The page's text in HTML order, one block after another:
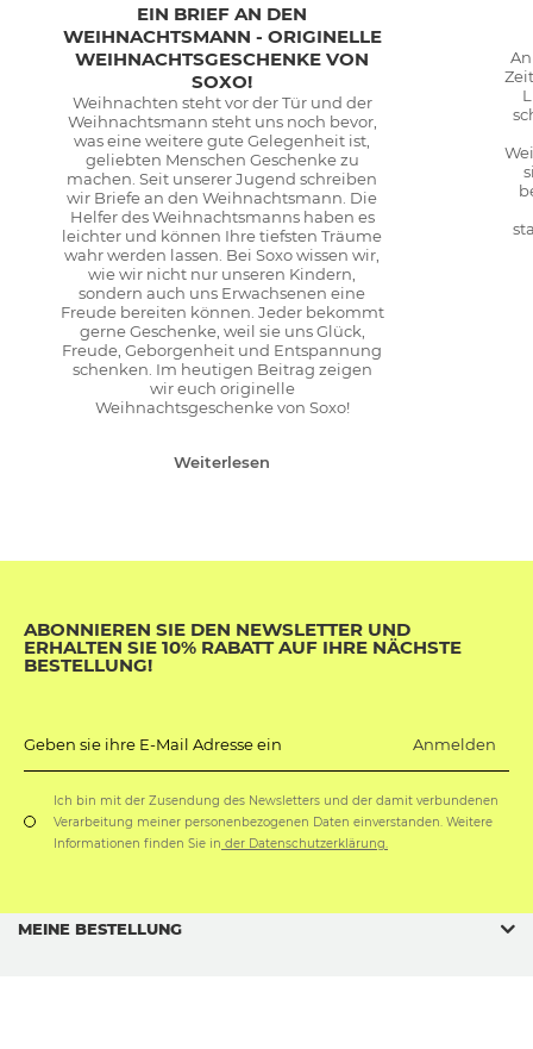
EIN BRIEF AN DEN
WEIHNACHTSMANN - ORIGINELLE
WEIHNACHTSGESCHENKE VON
SOXO!
Weihnachten steht vor der Tür und der
Weihnachtsmann steht uns noch bevor,
was eine weitere gute Gelegenheit ist,
geliebten Menschen Geschenke zu
machen. Seit unserer Jugend schreiben
wir Briefe an den Weihnachtsmann. Die
Helfer des Weihnachtsmanns haben es
leichter und können Ihre tiefsten Träume
wahr werden lassen. Bei Soxo wissen wir,
wie wir nicht nur unseren Kindern,
sondern auch uns Erwachsenen eine
Freude bereiten können. Jeder bekommt
gerne Geschenke, weil sie uns Glück,
Freude, Geborgenheit und Entspannung
schenken. Im heutigen Beitrag zeigen
wir euch originelle
Weihnachtsgeschenke von Soxo!
Weiterlesen
ABONNIEREN SIE DEN NEWSLETTER UND
ERHALTEN SIE 10% RABATT AUF IHRE NÄCHSTE
BESTELLUNG!
Geben sie ihre E-Mail Adresse ein Anmelden
Ich bin mit der Zusendung des Newsletters und der damit verbundenen
Verarbeitung meiner personenbezogenen Daten einverstanden. Weitere
Informationen finden Sie in der Datenschutzerklärung.
MEINE BESTELLUNG